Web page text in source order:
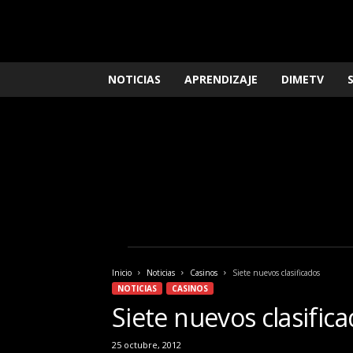
o
a
s
NOTICIAS APRENDIZAJE DIMETV
Inicio Noticias Casinos
Siete nuevos clasificados
NOTICIAS
CASINOS
Siete nuevos
25 octubre, 2012